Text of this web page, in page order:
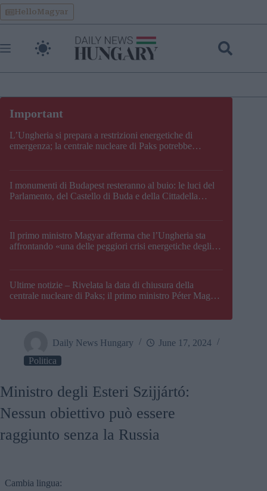
Skip
to
content
HelloMagyar
L’Ungheria si prepara a restrizioni energetiche di
emergenza; la centrale nucleare di Paks potrebbe
I monumenti di Budapest resteranno al buio: le luci del
Parlamento, del Castello di Buda e della Cittadella
Il primo ministro Magyar afferma che l’Ungheria sta
affrontando «una delle peggiori crisi energetiche degli
Ultime notizie – Rivelata la data di chiusura della
centrale nucleare di Paks; il primo ministro Péter Magyar
Daily News Hungary
June 17, 2024
Politica
Ministro degli Esteri Szijjártó:
Nessun obiettivo può essere
raggiunto senza la Russia
Cambia lingua: